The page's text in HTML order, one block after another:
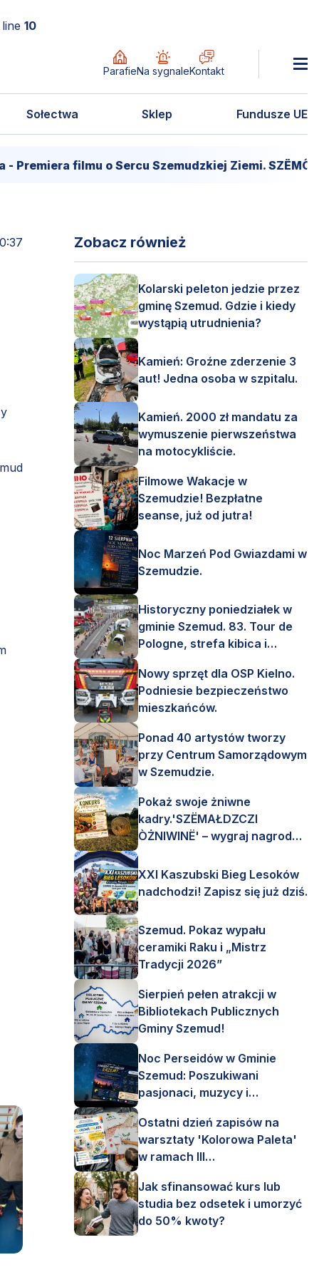
10
ParafieNa sygnaleKontakt
Sołectwa Sklep Fundusze UE
filmu o Sercu Szemudzkiej Ziemi. SZËMÔŁD –
Zobacz również
Kolarski peleton jedzie przez
gminę Szemud. Gdzie i kiedy
wystąpią utrudnienia?
Kamień: Groźne zderzenie 3
aut! Jedna osoba w szpitalu.
Kamień. 2000 zł mandatu za
wymuszenie pierwszeństwa
na motocykliście.
Filmowe Wakacje w
Szemudzie! Bezpłatne
seanse, już od jutra!
Noc Marzeń Pod Gwiazdami w
Szemudzie.
Historyczny poniedziałek w
gminie Szemud. 83. Tour de
Pologne, strefa kibica i
Nowy sprzęt dla OSP Kielno.
Podniesie bezpieczeństwo
mieszkańców.
Ponad 40 artystów tworzy
przy Centrum Samorządowym
w Szemudzie.
Pokaż swoje żniwne
kadry.'SZËMAŁDZCZI
ÒŻNIWINË' – wygraj nagrody
XXI Kaszubski Bieg Lesoków
nadchodzi! Zapisz się już dziś.
Szemud. Pokaz wypału
ceramiki Raku i „Mistrz
Tradycji 2026”
Sierpień pełen atrakcji w
Bibliotekach Publicznych
Gminy Szemud!
Noc Perseidów w Gminie
Szemud: Poszukiwani
pasjonaci, muzycy i
Ostatni dzień zapisów na
warsztaty 'Kolorowa Paleta'
w ramach III
Artystycznego.
Jak sfinansować kurs lub
studia bez odsetek i umorzyć
do 50% kwoty?